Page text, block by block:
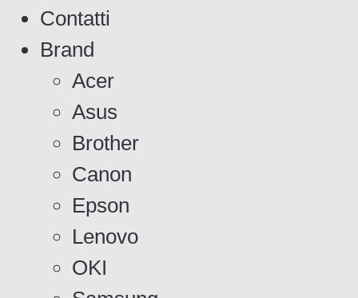
Contatti
Brand
Acer
Asus
Brother
Canon
Epson
Lenovo
OKI